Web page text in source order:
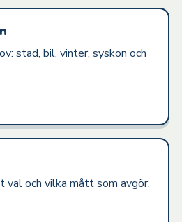
stad, bil, vinter, syskon och
val och vilka mått som avgör.